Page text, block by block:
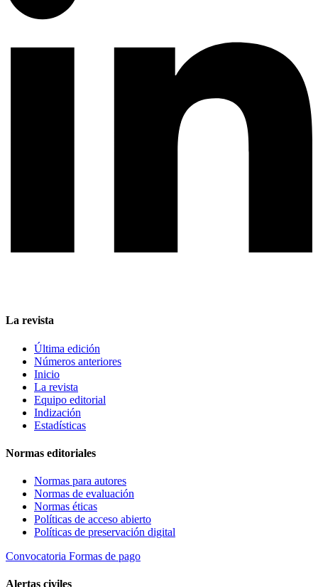
La revista
Última edición
Números anteriores
Inicio
La revista
Equipo editorial
Indización
Estadísticas
Normas editoriales
Normas para autores
Normas de evaluación
Normas éticas
Políticas de acceso abierto
Políticas de preservación digital
Convocatoria Formas de pago
Alertas civiles